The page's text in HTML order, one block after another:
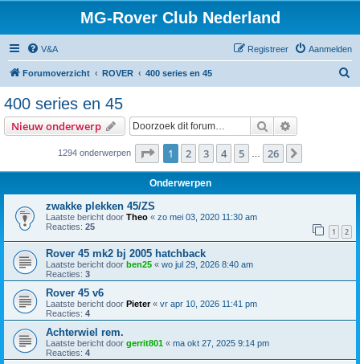
MG-Rover Club Nederland
V&A Aanmelden
Registreer
Forumoverzicht ROVER 400 series en 45
400 series en 45
Nieuw onderwerp Zoek
1294 onderwerpen Pagina van 26
1 2 3 4 5 26
Onderwerpen
zwakke plekken 45/ZS
Laatste bericht door Theo « zo mei 03, 2020 11:30 am
Reacties: 25 1 2
Rover 45 mk2 bj 2005 hatchback
Laatste bericht door ben25 « wo jul 29, 2026 8:40 am
Reacties: 3
Rover 45 v6
Laatste bericht door Pieter« vr apr 10, 2026 11:41 pm
Reacties: 4
Achterwiel rem.
Laatste bericht door gerrit801 « ma okt 27, 2025 9:14 pm
Reacties: 4